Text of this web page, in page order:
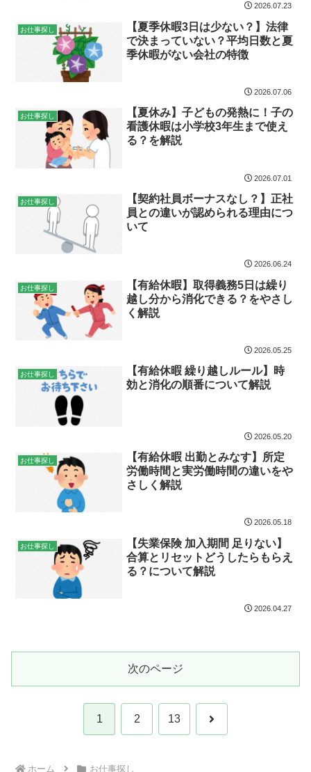
2026.07.23
お仕事探し
【夏季休暇3日は少ない？】法律
で決まっていない？平均日数と夏
季休暇がない会社の特徴
2026.07.06
お仕事探し
【夏休み】子どもの発熱に！子の
看護休暇は小学校3年生まで使え
る？を解説
2026.07.01
お仕事探し
【契約社員ボーナスなし？】正社
員との違いが認められる理由につ
いて
2026.06.24
お仕事探し
【有給休暇】取得義務5日は繰り
越し分から消化できる？をやさし
く解説
2026.05.25
お仕事探し
【有給休暇 繰り越しルール】時
効と消化の順番について解説
2026.05.20
お仕事探し
【有給休暇 出勤とみなす】所定
労働時間と実労働時間の違いをや
さしく解説
2026.05.18
お仕事探し
【失業保険 加入期間 足りない】
合算とリセットどうしたらもらえ
る？について解説
2026.04.27
次のページ
1 2 13 次
ホーム お仕事探し